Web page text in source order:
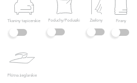
Tkaniny tapicerskie Poduchy/Poduszki Zasłony Firany
Płótna żeglarskie